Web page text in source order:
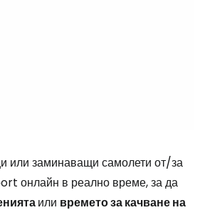
или заминаващи самолети от/за
онлайн в реално време, за да
или времето за качване на